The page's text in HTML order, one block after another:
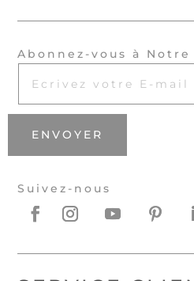
Abonnez-vous à
ENVOYER
Suivez-nous